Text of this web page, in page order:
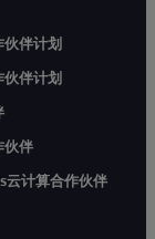
伙伴计划
伙伴计划
伙伴
云计算合作伙伴